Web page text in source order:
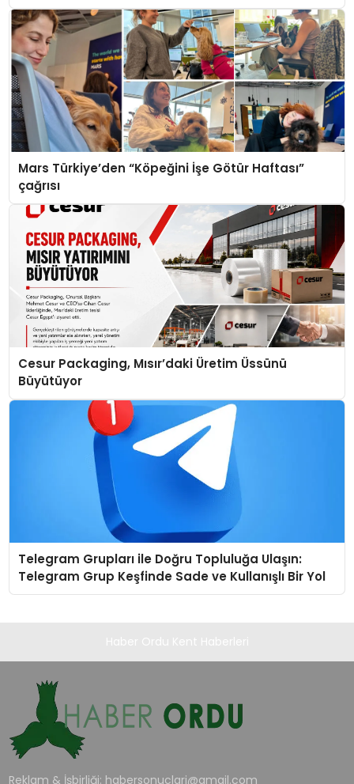
Mars Türkiye’den “Köpeğini İşe Götür Haftası”
çağrısı
Cesur Packaging, Mısır’daki Üretim Üssünü
Büyütüyor
Telegram Grupları ile Doğru Topluluğa Ulaşın:
Telegram Grup Keşfinde Sade ve Kullanışlı Bir Yol
Reklam & İşbirliği: habersonuclari@gmail.com